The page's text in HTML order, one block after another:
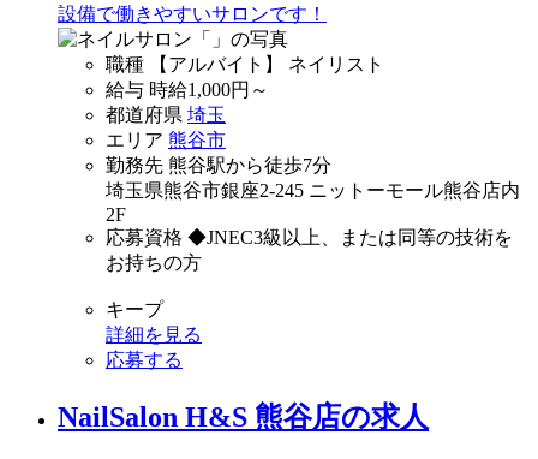
設備で働きやすいサロンです！
職種
【アルバイト】 ネイリスト
給与 時給1,000円～
都道府県 埼玉
エリア 熊谷市
勤務先 熊谷駅から徒歩7分
埼玉県熊谷市銀座2-245 ニットーモール熊谷店内
2F
応募資格 ◆JNEC3級以上、または同等の技術を
お持ちの方
キープ
詳細を見る
応募する
NailSalon H&S 熊谷店の求人